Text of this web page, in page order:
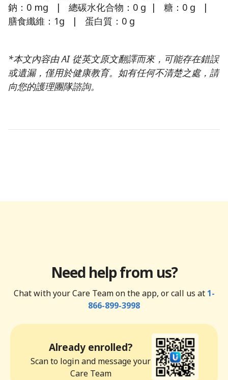
鈉：0 mg | 總碳水化合物：0 g | 糖：0 g |
膳食纖維：1g | 蛋白質：0 g
*本文內容由 AI 從英文原文翻譯而來，可能存在錯誤
或遺漏，僅用於健康教育。如有任何不清楚之處，請
向您的護理團隊諮詢。
Need help from us?
Chat with your Care Team on the app, or call us at 1-
866-899-3998
Already enrolled?
Scan to login and message your
Care Team